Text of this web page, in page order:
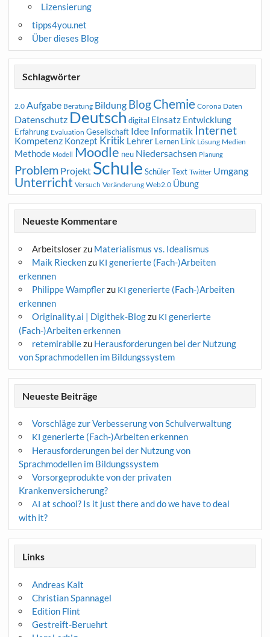
Lizensierung
tipps4you.net
Über dieses Blog
Schlagwörter
2.0 Aufgabe Beratung Bildung BlogChemie Corona Daten
Datenschutz Deutsch digital Einsatz Entwicklung
Erfahrung Evaluation Gesellschaft Idee Informatik Internet
Kompetenz Konzept Kritik Lehrer Lernen Link Lösung Medien
Methode Modell Moodle neu Niedersachsen Planung
Problem Projekt Schule Schüler Text Twitter Umgang
Unterricht Versuch Veränderung Web2.0 Übung
Neueste Kommentare
Arbeitsloserzu Materialismus vs. Idealismus
Maik Rieckenzu KI generierte (Fach-)Arbeiten
erkennen
Philippe Wampflerzu KI generierte (Fach-)Arbeiten
erkennen
Originality.ai | Digithek-Blogzu KI generierte
(Fach-)Arbeiten erkennen
retemirabilezu Herausforderungen bei der Nutzung
von Sprachmodellen im Bildungssystem
Neueste Beiträge
Vorschläge zur Verbesserung von Schulverwaltung
KI generierte (Fach-)Arbeiten erkennen
Herausforderungen bei der Nutzung von
Sprachmodellen im Bildungssystem
Vorsorgeprodukte von der privaten
Krankenversicherung?
AI at school? Is it just there and do we have to deal
with it?
Links
Andreas Kalt
Christian Spannagel
Edition Flint
Gestreift-Beruehrt